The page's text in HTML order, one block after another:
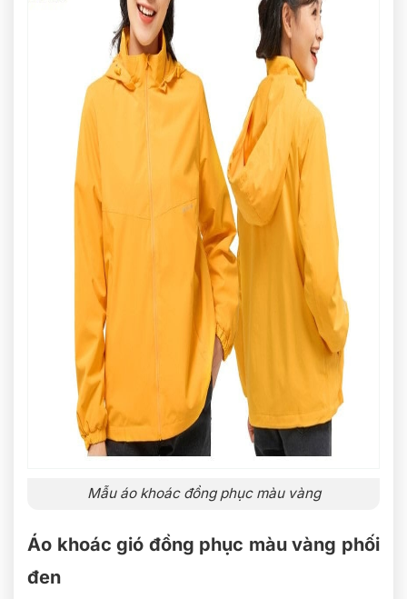
Mẫu áo khoác đồng phục màu vàng
Áo khoác gió đồng phục màu vàng phối
đen